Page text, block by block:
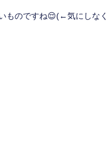
ものですね😌(←気にしなく